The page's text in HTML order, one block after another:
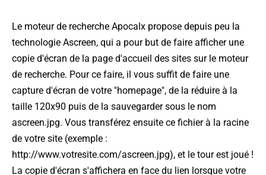
Le moteur de recherche Apocalx propose depuis peu la
technologie Ascreen, qui a pour but de faire afficher une
copie d'écran de la page d'accueil des sites sur le moteur
de recherche. Pour ce faire, il vous suffit de faire une
capture d'écran de votre "homepage", de la réduire à la
taille 120x90 puis de la sauvegarder sous le nom
ascreen.jpg. Vous transférez ensuite ce fichier à la racine
de votre site (exemple :
http://www.votresite.com/ascreen.jpg), et le tour est joué !
La copie d'écran s'affichera en face du lien lorsque votre